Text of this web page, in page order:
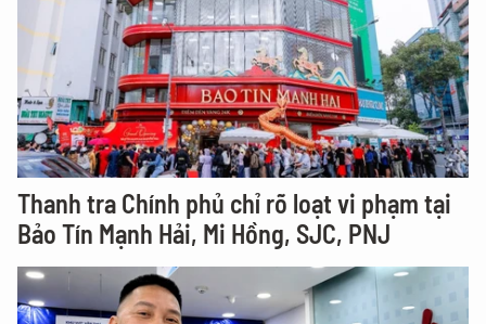
Thanh tra Chính phủ chỉ rõ loạt vi phạm tại
Bảo Tín Mạnh Hải, Mi Hồng, SJC, PNJ